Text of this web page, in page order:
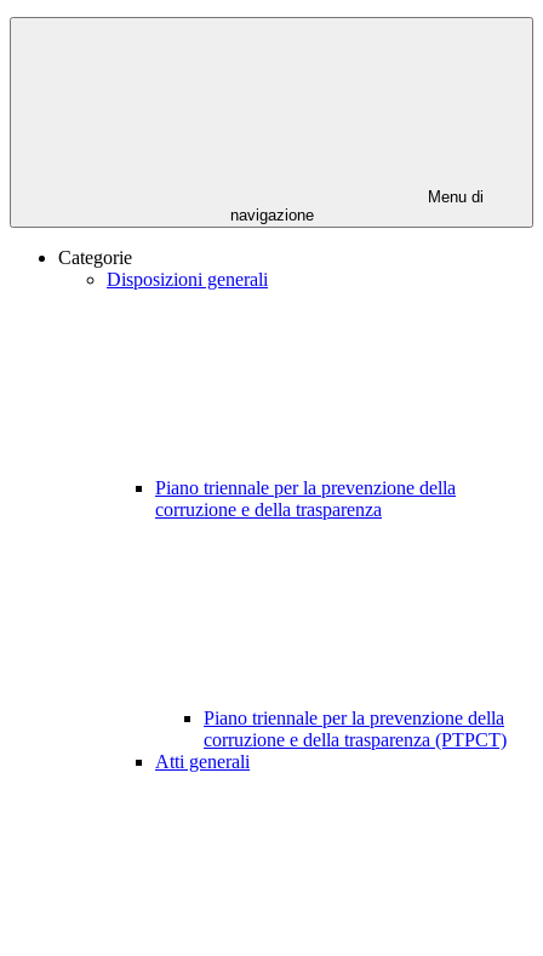
Menu di
navigazione
Categorie
Disposizioni generali
Piano triennale per la prevenzione della
corruzione e della trasparenza
Piano triennale per la prevenzione della
corruzione e della trasparenza (PTPCT)
Atti generali